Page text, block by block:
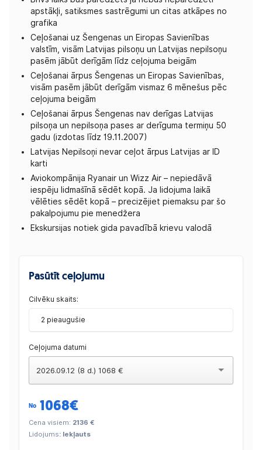
apstākļi, satiksmes sastrēgumi un citas atkāpes no
grafika
Ceļošanai uz Šengenas un Eiropas Savienības
valstīm, visām Latvijas pilsoņu un Latvijas nepilsoņu
pasēm jābūt derīgām līdz ceļojuma beigām
Ceļošanai ārpus Šengenas un Eiropas Savienības,
visām pasēm jābūt derīgām vismaz 6 mēnešus pēc
ceļojuma beigām
Ceļošanai ārpus Šengenas nav derīgas Latvijas
pilsoņa un nepilsoņa pases ar derīguma termiņu 50
gadu (izdotas līdz 19.11.2007)
Latvijas Nepilsoņi nevar ceļot ārpus Latvijas ar ID
karti
Aviokompānija Ryanair un Wizz Air – nepiedāvā
iespēju lidmašīnā sēdēt kopā. Ja lidojuma laikā
vēlēties sēdēt kopā – precizējiet piemaksu par šo
pakalpojumu pie menedžera
Ekskursijas notiek gida pavadībā krievu valodā
Pasūtīt ceļojumu
Cilvēku skaits:
2 pieaugušie
Ceļojuma datumi
2026.09.12 (8 d.) 1068 €
No 1068€
Cena visiem: 2136 €
Lidojums: Iekļauts